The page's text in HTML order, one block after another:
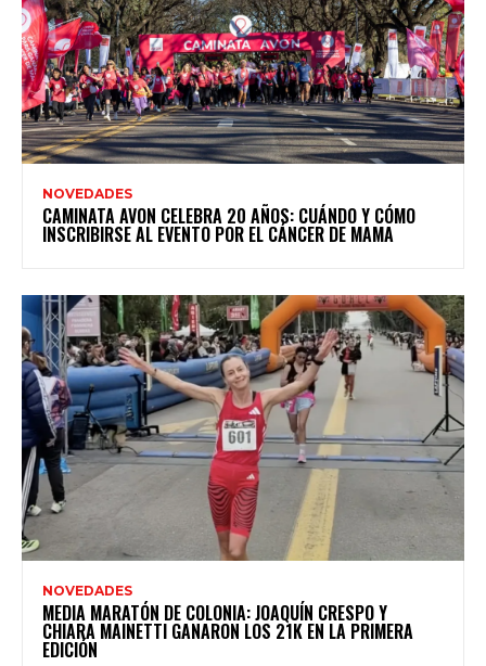
NOVEDADES
CAMINATA AVON CELEBRA 20 AÑOS: CUÁNDO Y CÓMO
INSCRIBIRSE AL EVENTO POR EL CÁNCER DE MAMA
NOVEDADES
MEDIA MARATÓN DE COLONIA: JOAQUÍN CRESPO Y
CHIARA MAINETTI GANARON LOS 21K EN LA PRIMERA
EDICIÓN